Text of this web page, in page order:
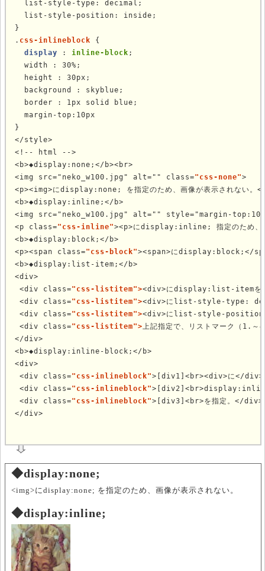
  list-style-type: decimal;
  list-style-position: inside;
}
. css-inlineblock {
display : inline-block ;
  width : 30%;
  height : 30px;
  background : skyblue;
  border : 1px solid blue;
  margin-top:10px
}
</style>
<!-- html -->
<b>◆display:none;</b><br>
<img src="neko_w100.jpg" alt="" class="css-none">
<p><img>にdisplay:none; を指定のため、画像が表示されない。
<b>◆display:inline;</b>
<img src="neko_w100.jpg" alt="" style="margin-
<p class="css-inline"><p>にdisplay:inline; 指定のため、改
<b>◆display:block;</b>
<p><span class="css-block"><span>にdisplay:block;</
<b>◆display:list-item;</b>
<div>
<div class="css-listitem"><div>にdisplay:list-itemを
<div class="css-listitem"><div>にlist-style-type:
<div class="css-listitem"><div>にlist-style-position:
<div class="css-listitem"> 上記指定で、リストマーク（1.
</div>
<b>◆display:inline-block;</b>
<div>
<div class="css-inlineblock">[div1]<br><div>に</div>
<div class="css-inlineblock"
<div class="css-inlineblock">[div3]<br>を指定。</div>
◆display:none;
<img>にdisplay:none; を指定のため、画像が表示されない。
◆display:inline;